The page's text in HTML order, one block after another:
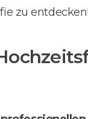
zu entdecken!